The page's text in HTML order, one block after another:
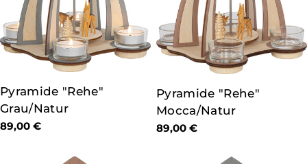
TYP:
Pyramide "Rehe"
Grau/Natur
Regulärer
89,00 €
TYP:
Pyramide "Rehe"
Mocca/Natur
Regulärer
89,00 €